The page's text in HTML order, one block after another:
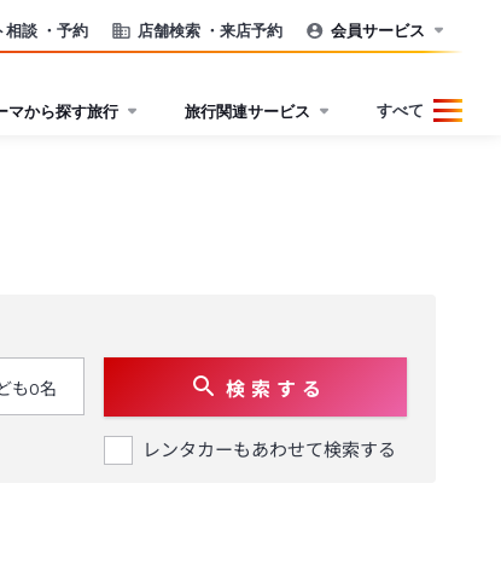
相談 ・予約 店舗検索 ・来店予約 会員サービス
マから探す旅行 旅行関連サービス すべて
検 索 す る
レンタカーもあわせて検索する